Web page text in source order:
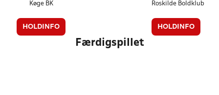
Køge BK
HOLDINFO
Roskilde Boldklub
HOLDINFO
Færdigspillet